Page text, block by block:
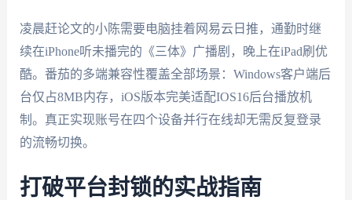
凌晨赶论文的小陈需要电脑挂着网易云日推，通勤时继
续在iPhone听未播完的《三体》广播剧，晚上在iPad刷优
酷。番茄的多端兼容性覆盖全部场景：Windows客户端后
台仅占8MB内存，iOS版本完美适配IOS16后台播放机
制。真正实现账号在四个设备并行在线却无需反复登录
的流畅切换。
打破平台封锁的实战指南